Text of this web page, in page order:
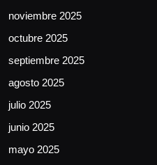
noviembre 2025
octubre 2025
septiembre 2025
agosto 2025
julio 2025
junio 2025
mayo 2025